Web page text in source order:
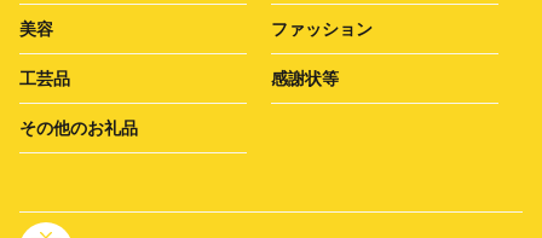
美容 ファッション
工芸品 感謝状等
その他のお礼品